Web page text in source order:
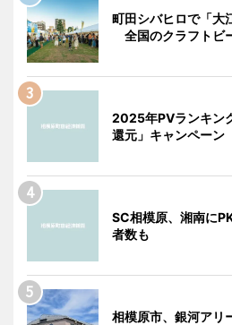
町田シバヒロで「大
全国のクラフトビ
2025年PVランキン
還元」キャンペーン
SC相模原、湘南に
者数も
相模原市、銀河アリ